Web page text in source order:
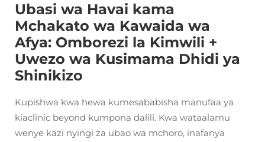
Ubasi wa Havai kama
Mchakato wa Kawaida wa
Afya: Omborezi la Kimwili +
Uwezo wa Kusimama Dhidi ya
Shinikizo
Kupishwa kwa hewa kumesababisha manufaa ya
kiaclinic beyond kumpona dalili. Kwa wataalamu
wenye kazi nyingi za ubao wa mchoro, inafanya